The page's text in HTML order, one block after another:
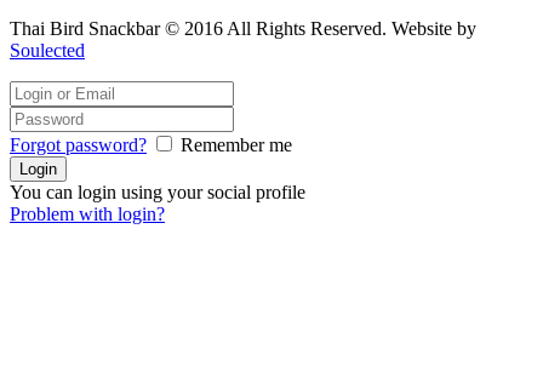
Thai Bird Snackbar © 2016 All Rights Reserved. Website by
Soulected
Forgot password? Remember me
You can login using your social profile
Problem with login?